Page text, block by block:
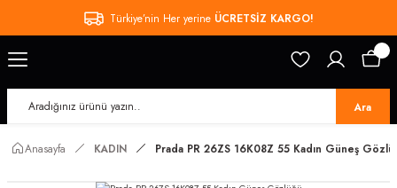
Türkiye’nin Her yerine ÜCRETSİZ KARGO!
Ara
Anasayfa KADIN Prada PR 26ZS 16K08Z 55 Kadın Güneş